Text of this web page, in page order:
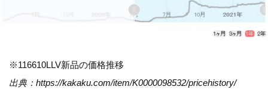
※116610LLV新品の価格推移
出典：https://kakaku.com/item/K0000098532/pricehistory/